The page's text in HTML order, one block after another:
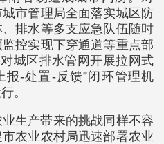
市管理局全面落实城区防
排水等多支应急队伍随时
控实现下穿通道等重点部
城区排水管网开展拉网式
报-处置-反馈”闭环管理机
。
生产带来的挑战同样不容
农业农村局迅速部署农业